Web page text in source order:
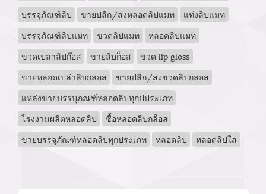
บรรจุภัณฑ์ลิป
ขายปลีก/ส่งหลอดลิปแมท
แท่งลิปแมท
บรรจุภัณฑ์ลิปแมท
ขวดลิปแมท
หลอดลิปแมท
ขวดเปล่าลิปก๊อส
ขายลิบก็อส
ขวด lip gloss
ขายหลอดเปล่าลิบกลอส
ขายปลีก/ส่งขวดลิปกลอส
แหล่งขายบรรบุภณฑ์หลอดลิปทุกปประเภท
โรงงานผลิตหลอดลิป
ซื้อหลอดลิปกล็อส
ขายบรรจุภัณฑ์หลอดลิปทุกประเภท
หลอดลิป หลอดลิปใส